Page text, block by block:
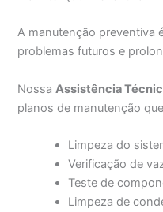
A manutenção preventiva
problemas futuros e
Nossa Assistência
planos de manutenção
Limpeza do
Verificação de
Teste de
Limpeza de